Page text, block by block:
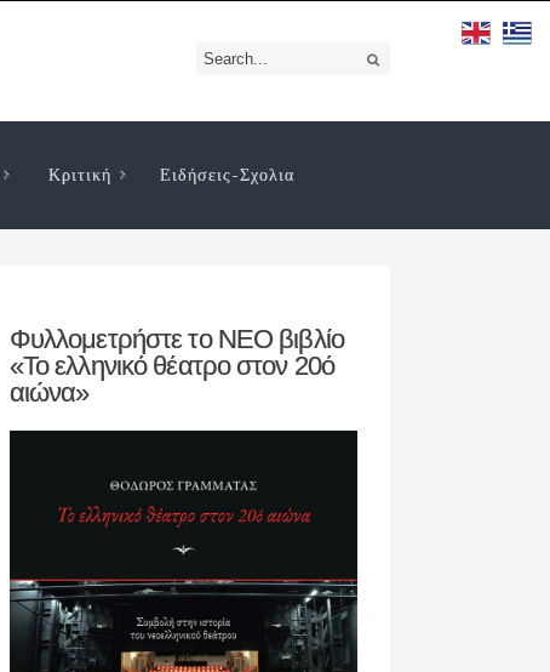
Κριτική Ειδήσεις-Σχολια
Φυλλομετρήστε το ΝΕΟ βιβλίο
«Το ελληνικό θέατρο στον 20ό
αιώνα»